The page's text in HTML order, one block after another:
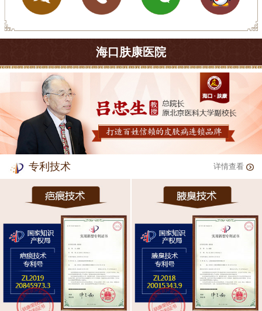
海口肤康医院
专利技术 详情查看